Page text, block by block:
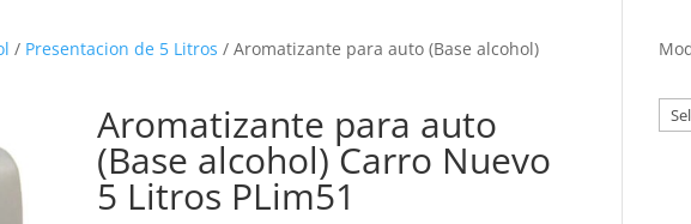
/ Presentacion de 5 Litros / Aromatizante para auto (Base alcohol)
Aromatizante para auto
(Base alcohol) Carro Nuevo
5 Litros PLim51
una